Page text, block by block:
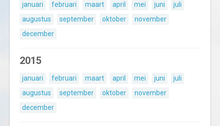
januari februari maart april mei juni
juli
augustus
september oktober
november
december
2015
januari februari maart april mei juni
juli
augustus
september oktober
november
december